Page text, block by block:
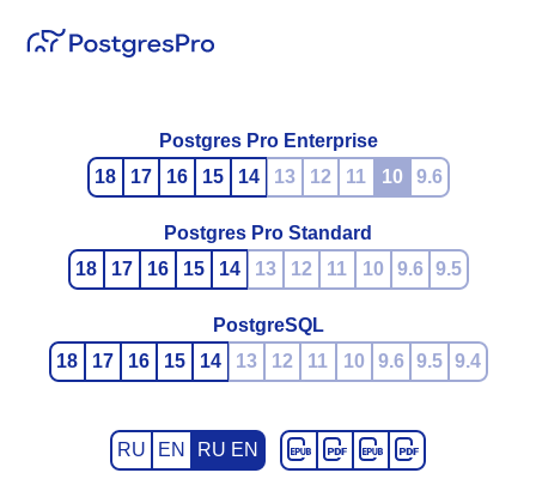
Postgres Pro Enterprise
18
17 16 15 14 13 12 11 10 9.6
Postgres Pro Standard
18
17 16 15 14 13 12 11 10 9.6 9.5
PostgreSQL
18
17 16 15 14 13 12 11 10 9.6 9.5 9.4
RU EN RU EN